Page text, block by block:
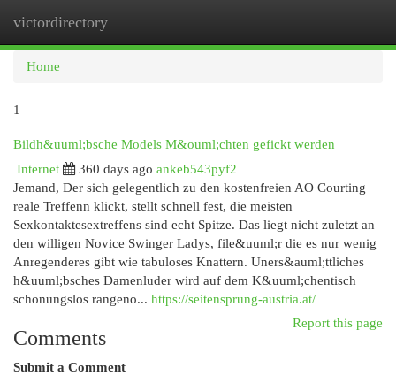
victordirectory
Home
1
Bildh&uuml;bsche Models M&ouml;chten gefickt werden
Internet
360 days ago ankeb543pyf2
Jemand, Der sich gelegentlich zu den kostenfreien AO Courting
reale Treffenn klickt, stellt schnell fest, die meisten
Sexkontaktesextreffens sind echt Spitze. Das liegt nicht zuletzt an
den willigen Novice Swinger Ladys, file&uuml;r die es nur wenig
Anregenderes gibt wie tabuloses Knattern. Uners&auml;ttliches
h&uuml;bsches Damenluder wird auf dem K&uuml;chentisch
schonungslos rangeno... https://seitensprung-austria.at/
Report this page
Comments
Submit a Comment